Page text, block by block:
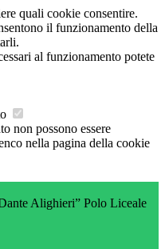
quali cookie consentire.
il funzionamento della
al funzionamento potete
non possono essere
nella pagina della cookie
Alighieri” Polo Liceale